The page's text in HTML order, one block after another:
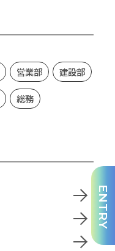
営業部 建設部
総務
ENTRY